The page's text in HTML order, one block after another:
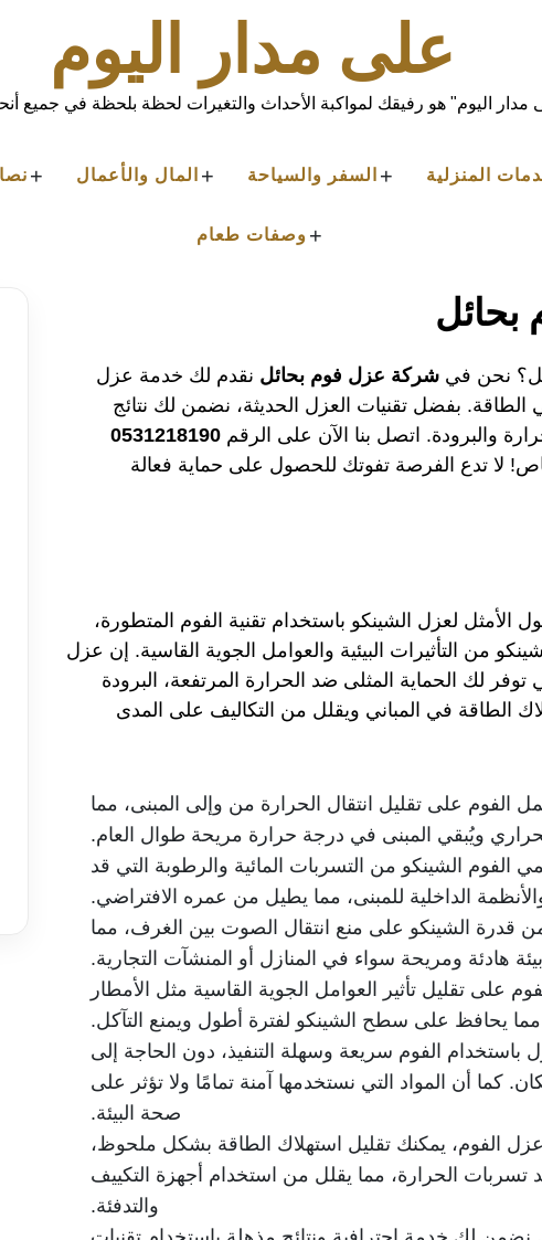
على مدار اليوم
مدار اليوم" هو رفيقك لمواكبة الأحداث والتغيرات لحظة بلحظة في جميع
المنزلية السفر والسياحة + المال والأعمال +
+
وصفات طعام +
نحن في شركة عزل فوم بحائل نقدم لك خدمة عزل
الطاقة. بفضل تقنيات العزل الحديثة، نضمن لك نتائج
والبرودة. اتصل بنا الآن على الرقم 0531218190
لا تدع الفرصة تفوتك للحصول على حماية فعالة
الأمثل لعزل الشينكو باستخدام تقنية الفوم المتطورة،
من التأثيرات البيئية والعوامل الجوية القاسية. إن عزل
توفر لك الحماية المثلى ضد الحرارة المرتفعة، البرودة
الطاقة في المباني ويقلل من التكاليف على المدى
الفوم على تقليل انتقال الحرارة من وإلى المبنى، مما
ويُبقي المبنى في درجة حرارة مريحة طوال العام.
الفوم الشينكو من التسربات المائية والرطوبة التي قد
الداخلية للمبنى، مما يطيل من عمره الافتراضي.
قدرة الشينكو على منع انتقال الصوت بين الغرف، مما
هادئة ومريحة سواء في المنازل أو المنشآت التجارية.
على تقليل تأثير العوامل الجوية القاسية مثل الأمطار
مما يحافظ على سطح الشينكو لفترة أطول ويمنع التآكل.
باستخدام الفوم سريعة وسهلة التنفيذ، دون الحاجة إلى
كما أن المواد التي نستخدمها آمنة تمامًا ولا تؤثر على
صحة البيئة.
الفوم، يمكنك تقليل استهلاك الطاقة بشكل ملحوظ،
الحرارة، مما يقلل من استخدام أجهزة التكييف
والتدفئة.